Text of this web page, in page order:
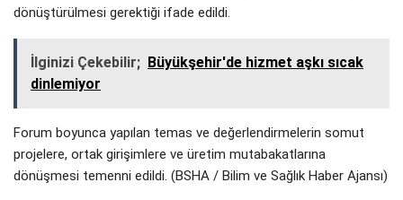
dönüştürülmesi gerektiği ifade edildi.
İlginizi Çekebilir; Büyükşehir'de hizmet aşkı sıcak
dinlemiyor
Forum boyunca yapılan temas ve değerlendirmelerin somut
projelere, ortak girişimlere ve üretim mutabakatlarına
dönüşmesi temenni edildi. (BSHA / Bilim ve Sağlık Haber Ajansı)